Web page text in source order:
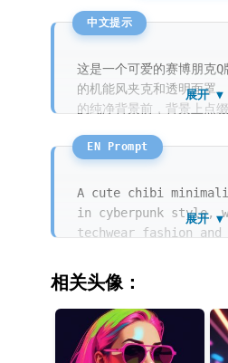
这是一个可爱的赛博朋克
的机能风夹克和透明面罩
的纯净背景前，背景上点
且具有荧光感，大而精致
烁着数据流。整体线条利
主义的潮流质感。
展开 ▼
A cute chibi
in cyberpunk style,
techwear fashion and
confidently against a
grey background with
lines. The
cel shading with
fluorescent color
展开 ▼
相关头像：